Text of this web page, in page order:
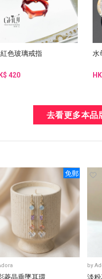
色玻璃戒指
420
水
去看更多本品
免郵
菱晶垂墜耳環
by
淡